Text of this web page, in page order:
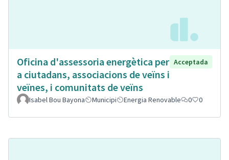
Oficina d'assessoria energètica per
a ciutadans, associacions de veïns i
veïnes, i comunitats de veïns
Acceptada
Isabel Bou Bayona Municipi Energia Renovable 0 0